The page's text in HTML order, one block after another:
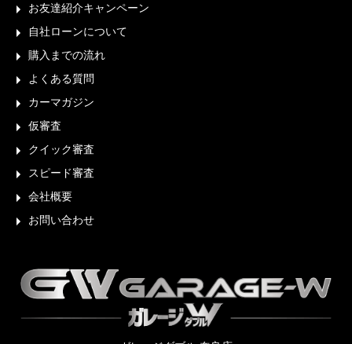
お友達紹介キャンペーン
自社ローンについて
購入までの流れ
よくある質問
カーマガジン
仮審査
クイック審査
スピード審査
会社概要
お問い合わせ